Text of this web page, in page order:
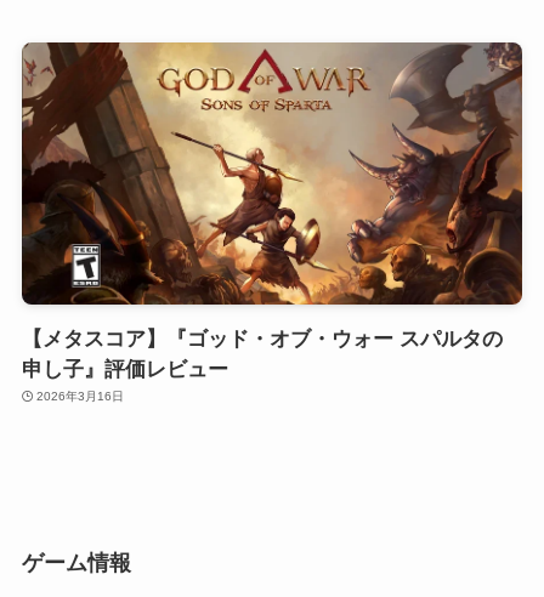
【メタスコア】『ゴッド・オブ・ウォー スパルタの
申し子』評価レビュー
2026年3月16日
ゲーム情報